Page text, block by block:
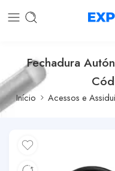
Fechadura
Início Acessos e